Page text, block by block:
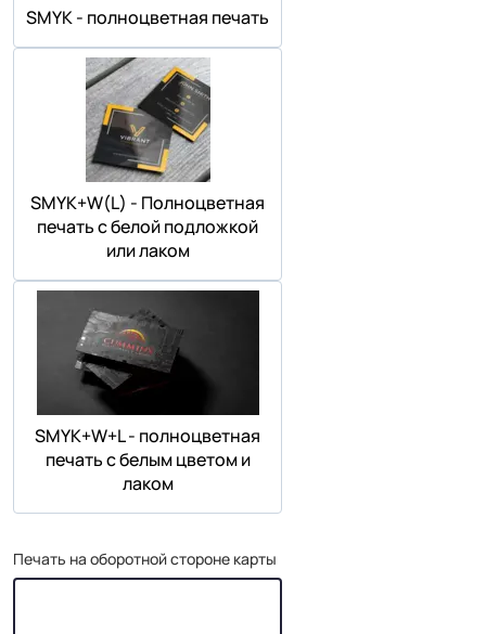
SMYK - полноцветная печать
SMYK+W(L) - Полноцветная
печать с белой подложкой
или лаком
SMYK+W+L - полноцветная
печать с белым цветом и
лаком
Печать на оборотной стороне карты